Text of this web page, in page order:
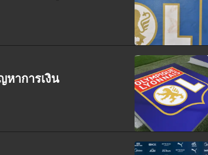
าการเงิน